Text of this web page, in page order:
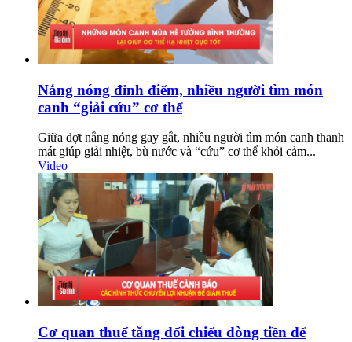
Nắng nóng đỉnh điểm, nhiều người tìm món
canh “giải cứu” cơ thể
Giữa đợt nắng nóng gay gắt, nhiều người tìm món canh thanh
mát giúp giải nhiệt, bù nước và “cứu” cơ thể khỏi cảm...
Video
Cơ quan thuế tăng đối chiếu dòng tiền để